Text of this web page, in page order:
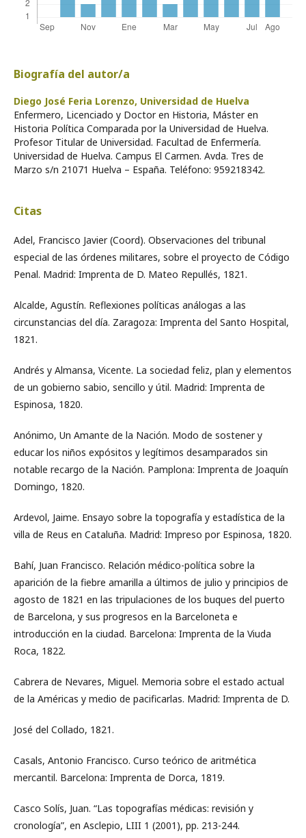
Biografía del autor/a
Diego José Feria Lorenzo, Universidad de Huelva
Enfermero, Licenciado y Doctor en Historia, Máster en
Historia Política Comparada por la Universidad de Huelva.
Profesor Titular de Universidad. Facultad de Enfermería.
Universidad de Huelva. Campus El Carmen. Avda. Tres de
Marzo s/n 21071 Huelva – España. Teléfono: 959218342.
Citas
Adel, Francisco Javier (Coord). Observaciones del tribunal
especial de las órdenes militares, sobre el proyecto de Código
Penal. Madrid: Imprenta de D. Mateo Repullés, 1821.
Alcalde, Agustín. Reflexiones políticas análogas a las
circunstancias del día. Zaragoza: Imprenta del Santo Hospital,
1821.
Andrés y Almansa, Vicente. La sociedad feliz, plan y elementos
de un gobierno sabio, sencillo y útil. Madrid: Imprenta de
Espinosa, 1820.
Anónimo, Un Amante de la Nación. Modo de sostener y
educar los niños expósitos y legítimos desamparados sin
notable recargo de la Nación. Pamplona: Imprenta de Joaquín
Domingo, 1820.
Ardevol, Jaime. Ensayo sobre la topografía y estadística de la
villa de Reus en Cataluña. Madrid: Impreso por Espinosa, 1820.
Bahí, Juan Francisco. Relación médico-política sobre la
aparición de la fiebre amarilla a últimos de julio y principios de
agosto de 1821 en las tripulaciones de los buques del puerto
de Barcelona, y sus progresos en la Barceloneta e
introducción en la ciudad. Barcelona: Imprenta de la Viuda
Roca, 1822.
Cabrera de Nevares, Miguel. Memoria sobre el estado actual
de la Américas y medio de pacificarlas. Madrid: Imprenta de D.
José del Collado, 1821.
Casals, Antonio Francisco. Curso teórico de aritmética
mercantil. Barcelona: Imprenta de Dorca, 1819.
Casco Solís, Juan. “Las topografías médicas: revisión y
cronología”, en Asclepio, LIII 1 (2001), pp. 213-244.